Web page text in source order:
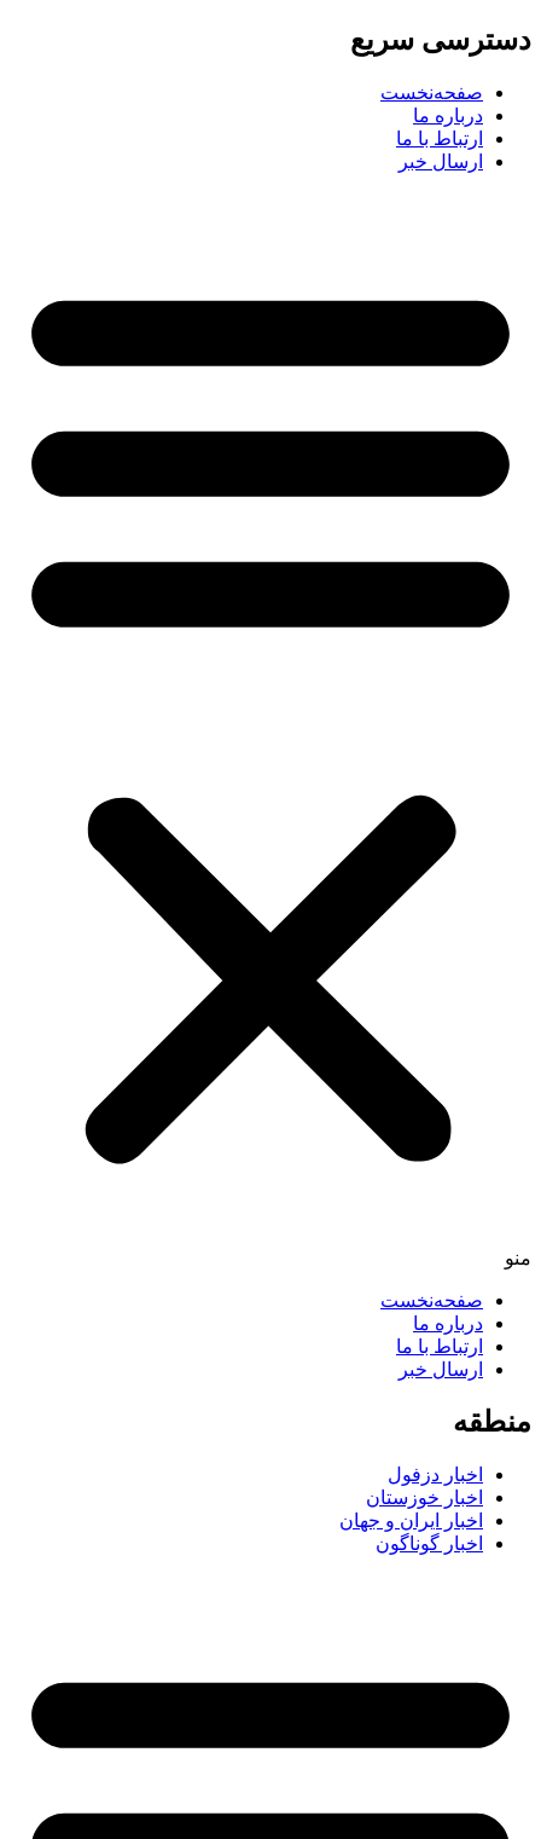
دسترسی سریع
صفحه‌نخست
درباره ما
ارتباط با ما
ارسال خبر
منو
صفحه‌نخست
درباره ما
ارتباط با ما
ارسال خبر
منطقه
اخبار دزفول
اخبار خوزستان
اخبار ایران و جهان
اخبار گوناگون